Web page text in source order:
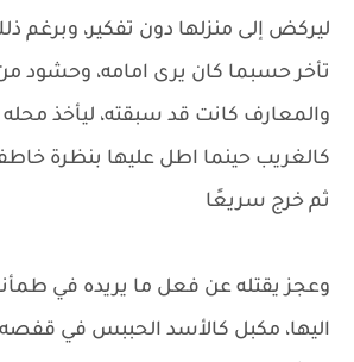
ليركض إلى منزلها دون تفكير،
تأخر حسبما كان يرى امامه، وحشود من
والمعارف كانت قد سبقته، ليأخذ محله
كالغريب حينما اطل عليها بنظرة
ثم خرج سريعًا
وعجز يقتله عن فعل ما يريده في
اليها، مكبل كالأسد الحببس في